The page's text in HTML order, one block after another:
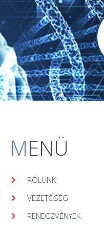
MENÜ
RÓLUNK
VEZETŐSÉG
RENDEZVÉNYEK